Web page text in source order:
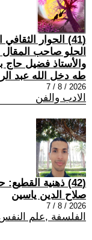
(41) الحوار
الحلو صاحب
والأستاذ فضيل
طه دخل الله عبد
2026 / 8 / 7
الادب والفن
(42) ذهنية القطيع: حين يتحكم الجمع في قراراتنا
صلاح الدين ياسين
2026 / 8 / 7
الفلسفة ,علم